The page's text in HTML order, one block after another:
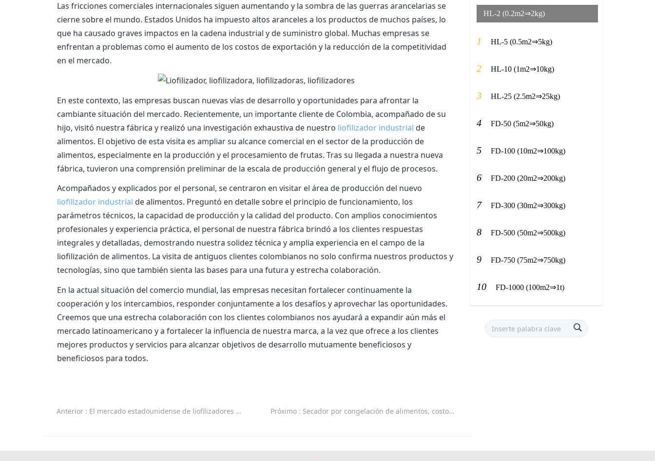
Las fricciones comerciales internacionales siguen aumentando y la sombra de las guerras arancelarias se
cierne sobre el mundo. Estados Unidos ha impuesto altos aranceles a los productos de muchos países, lo
que ha causado graves impactos en la cadena industrial y de suministro global. Muchas empresas se
enfrentan a problemas como el aumento de los costos de exportación y la reducción de la competitividad
en el mercado.
En este contexto, las empresas buscan nuevas vías de desarrollo y oportunidades para afrontar la
cambiante situación del mercado. Recientemente, un importante cliente de Colombia, acompañado de su
hijo, visitó nuestra fábrica y realizó una investigación exhaustiva de nuestro liofilizador industrial de
alimentos. El objetivo de esta visita es ampliar su alcance comercial en el sector de la producción de
alimentos, especialmente en la producción y el procesamiento de frutas. Tras su llegada a nuestra nueva
fábrica, tuvieron una comprensión preliminar de la escala de producción general y el flujo de procesos.
Acompañados y explicados por el personal, se centraron en visitar el área de producción del nuevo
liofilizador industrial de alimentos. Preguntó en detalle sobre el principio de funcionamiento, los
parámetros técnicos, la capacidad de producción y la calidad del producto. Con amplios conocimientos
profesionales y experiencia práctica, el personal de nuestra fábrica brindó a los clientes respuestas
integrales y detalladas, demostrando nuestra solidez técnica y amplia experiencia en el campo de la
liofilización de alimentos. La visita de antiguos clientes colombianos no solo confirma nuestros productos y
tecnologías, sino que también sienta las bases para una futura y estrecha colaboración.
En la actual situación del comercio mundial, las empresas necesitan fortalecer continuamente la
cooperación y los intercambios, responder conjuntamente a los desafíos y aprovechar las oportunidades.
Creemos que una estrecha colaboración con los clientes colombianos nos ayudará a expandir aún más el
mercado latinoamericano y a fortalecer la influencia de nuestra marca, a la vez que ofrece a los clientes
mejores productos y servicios para alcanzar objetivos de desarrollo mutuamente beneficiosos y
beneficiosos para todos.
Anterior : El mercado estadounidense de liofilizadores bajo la guerra arancelaria Próximo : Secador por congelación de alimentos, costo económico de los productores, fabricante, oferta de precio bajo para la venta
HL-2 (0.2m2⇒2kg)
1 HL-5 (0.5m2⇒5kg)
2 HL-10 (1m2⇒10kg)
3 HL-25 (2.5m2⇒25kg)
4 FD-50 (5m2⇒50kg)
5 FD-100 (10m2⇒100kg)
6 FD-200 (20m2⇒200kg)
7 FD-300 (30m2⇒300kg)
8 FD-500 (50m2⇒500kg)
9 FD-750 (75m2⇒750kg)
10 FD-1000 (100m2⇒1t)